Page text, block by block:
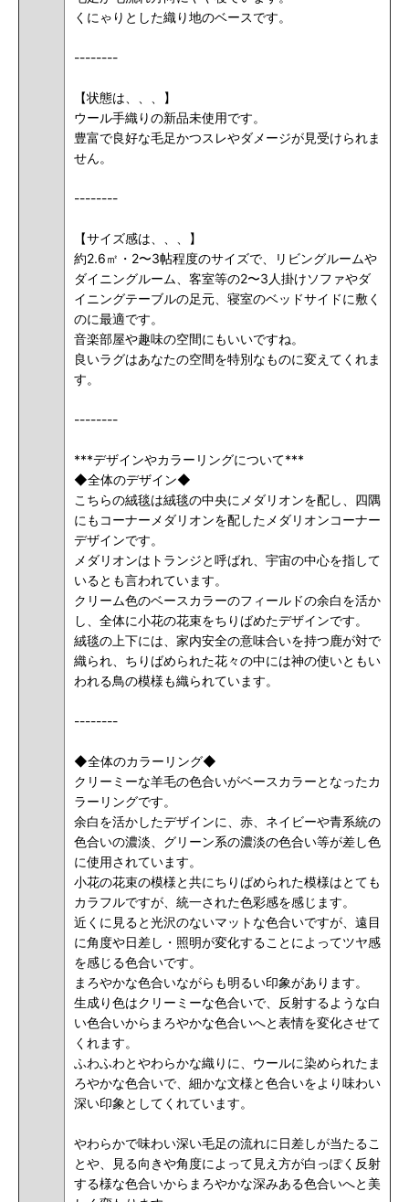
くにゃりとした織り地のベースです。
--------
【状態は、、、】
ウール手織りの新品未使用です。
豊富で良好な毛足かつスレやダメージが見受けられま
せん。
--------
【サイズ感は、、、】
約2.6㎡・2〜3帖程度のサイズで、リビングルームや
ダイニングルーム、客室等の2〜3人掛けソファやダ
イニングテーブルの足元、寝室のベッドサイドに敷く
のに最適です。
音楽部屋や趣味の空間にもいいですね。
良いラグはあなたの空間を特別なものに変えてくれま
す。
--------
***デザインやカラーリングについて***
◆全体のデザイン◆
こちらの絨毯は絨毯の中央にメダリオンを配し、四隅
にもコーナーメダリオンを配したメダリオンコーナー
デザインです。
メダリオンはトランジと呼ばれ、宇宙の中心を指して
いるとも言われています。
クリーム色のベースカラーのフィールドの余白を活か
し、全体に小花の花束をちりばめたデザインです。
絨毯の上下には、家内安全の意味合いを持つ鹿が対で
織られ、ちりばめられた花々の中には神の使いともい
われる鳥の模様も織られています。
--------
◆全体のカラーリング◆
クリーミーな羊毛の色合いがベースカラーとなったカ
ラーリングです。
余白を活かしたデザインに、赤、ネイビーや青系統の
色合いの濃淡、グリーン系の濃淡の色合い等が差し色
に使用されています。
小花の花束の模様と共にちりばめられた模様はとても
カラフルですが、統一された色彩感を感じます。
近くに見ると光沢のないマットな色合いですが、遠目
に角度や日差し・照明が変化することによってツヤ感
を感じる色合いです。
まろやかな色合いながらも明るい印象があります。
生成り色はクリーミーな色合いで、反射するような白
い色合いからまろやかな色合いへと表情を変化させて
くれます。
ふわふわとやわらかな織りに、ウールに染められたま
ろやかな色合いで、細かな文様と色合いをより味わい
深い印象としてくれています。
やわらかで味わい深い毛足の流れに日差しが当たるこ
とや、見る向きや角度によって見え方が白っぽく反射
する様な色合いからまろやかな深みある色合いへと美